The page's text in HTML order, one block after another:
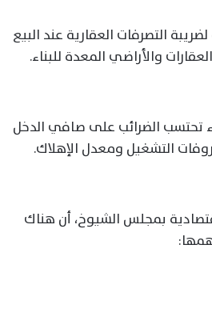
التصرفات العقارية عند البيع
والأراضي المعدة للبناء.
تحتسب الضرائب على صافي الدخل
التشغيل ومعدل الإهلاك.
بمجلس الشيوخ، أن هناك